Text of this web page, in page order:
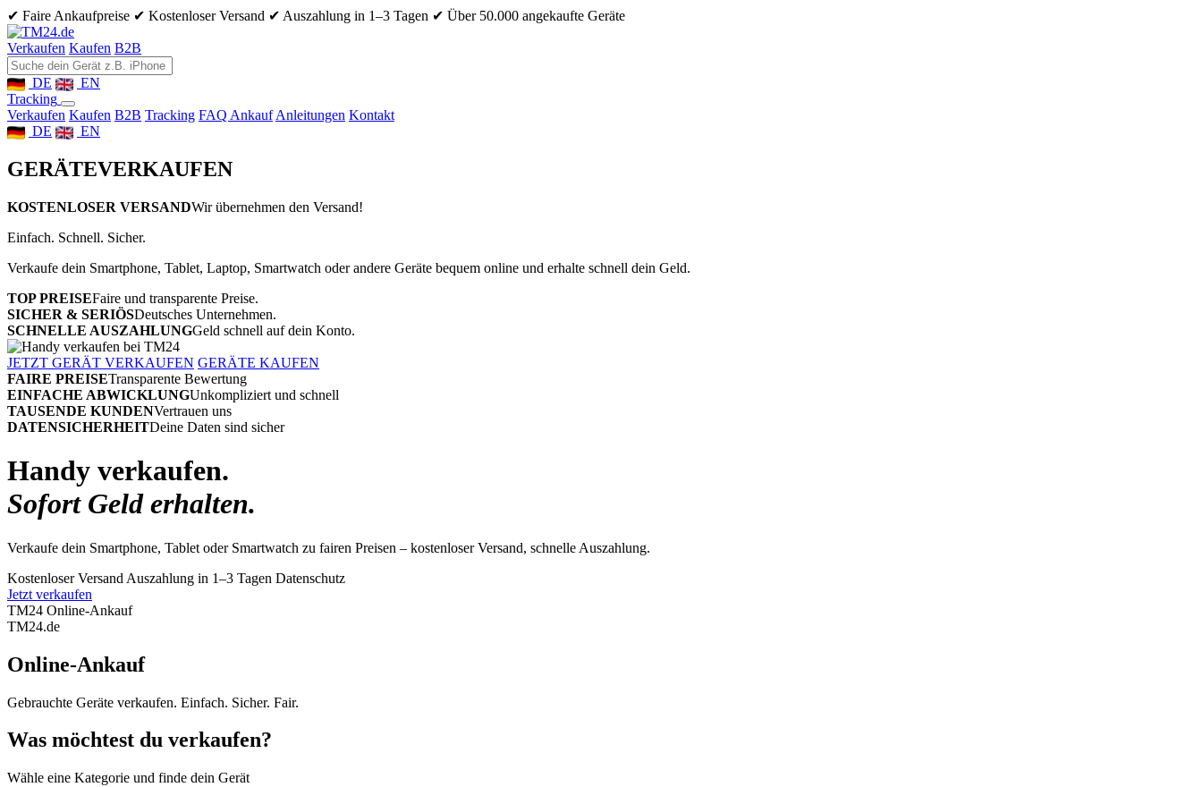
✔ Faire Ankaufpreise ✔ Kostenloser Versand ✔ Auszahlung in 1–3 Tagen ✔ Über 50.000 angekaufte Geräte
Verkaufen Kaufen B2B
DE
EN
Tracking
Verkaufen Kaufen B2B Tracking FAQ Ankauf Anleitungen Kontakt
DE
EN
GERÄTEVERKAUFEN
KOSTENLOSER VERSANDWir übernehmen den Versand!
Einfach. Schnell. Sicher.
Verkaufe dein Smartphone, Tablet, Laptop, Smartwatch oder andere Geräte bequem online und erhalte schnell dein Geld.
TOP PREISEFaire und transparente Preise.
SICHER & SERIÖSDeutsches Unternehmen.
SCHNELLE AUSZAHLUNGGeld schnell auf dein Konto.
JETZT GERÄT VERKAUFEN GERÄTE KAUFEN
FAIRE PREISETransparente Bewertung
EINFACHE ABWICKLUNGUnkompliziert und schnell
TAUSENDE KUNDENVertrauen uns
DATENSICHERHEITDeine Daten sind sicher
Handy verkaufen.
Sofort Geld erhalten.
Verkaufe dein Smartphone, Tablet oder Smartwatch zu fairen Preisen – kostenloser Versand, schnelle Auszahlung.
Kostenloser Versand Auszahlung in 1–3 Tagen Datenschutz
Jetzt verkaufen
TM24 Online-Ankauf
TM24.de
Online-Ankauf
Gebrauchte Geräte verkaufen. Einfach. Sicher. Fair.
Was möchtest du verkaufen?
Wähle eine Kategorie und finde dein Gerät